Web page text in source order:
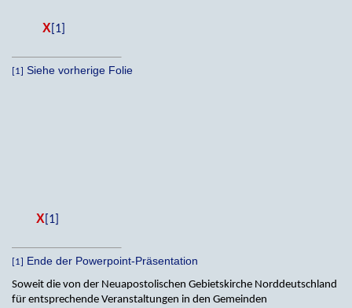
X[1]
[1] Siehe vorherige Folie
X[1]
[1] Ende der Powerpoint-Präsentation
Soweit die von der Neuapostolischen Gebietskirche Norddeutschland
für entsprechende Veranstaltungen in den Gemeinden